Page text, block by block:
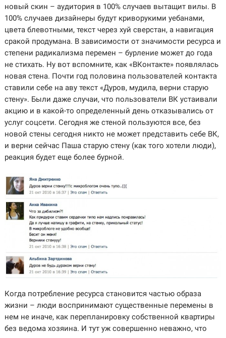
новый скин – аудитория в 100% случаев вытащит вилы. В
100% случаев дизайнеры будут криворукими уебанами,
цвета блевотными, текст через хуй сверстан, а навигация
сракой продумана. В зависимости от значимости ресурса и
степени радикализма перемен – бурление может до года
не стихать. Ну вот вспомните, как «ВКонтакте» появлялась
новая стена. Почти год половина пользователей контакта
ставили себе на аву текст «Дуров, мудила, верни старую
стену». Были даже случаи, что пользователи ВК устаивали
акцию и в какой-то определенный день отказывались от
услуг соцсети. Сегодня же стеной пользуются все, без
новой стены сегодня никто не может представить себе ВК,
и верни сейчас Паша старую стену (как того хотели люди),
реакция будет еще более бурной.
Когда потребление ресурса становится частью образа
жизни – люди воспринимают существенные перемены в
нем не иначе, как перепланировку собственной квартиры
без ведома хозяина. И тут уж совершенно неважно, что